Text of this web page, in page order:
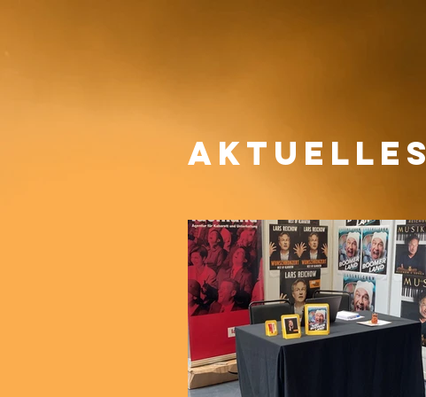
AKTUELLES